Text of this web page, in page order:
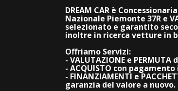
DREAM CAR è
Nazionale Piemonte 37R e
selezionato e garantito
inoltre in ricerca vetture in
Offriamo Servizi:
- VALUTAZIONE e PERMUTA
- ACQUISTO con
- FINANZIAMENTI e
garanzia del valore a nuovo.